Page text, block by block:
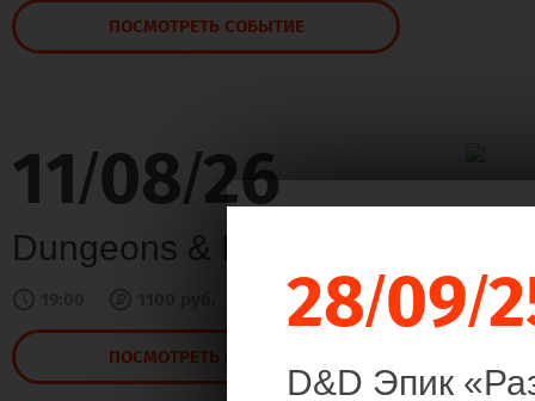
ПОСМОТРЕТЬ СОБЫТИЕ
11/08/26
Dungeons & Dragons
ПОСМОТРЕТЬ СОБЫТИЕ
28/09/
D&D Эпик